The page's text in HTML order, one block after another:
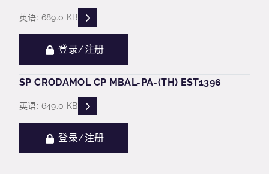
英语: 689.0 KB READ DESCRIPTIONS
登录/注册
SP CRODAMOL CP MBAL-PA-(TH) EST1396
英语: 649.0 KB READ DESCRIPTIONS
登录/注册